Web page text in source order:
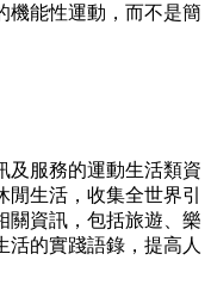
機能性運動，而不是簡
及服務的運動生活類資
生活，收集全世界引
關資訊，包括旅遊、樂
活的實踐語錄，提高人